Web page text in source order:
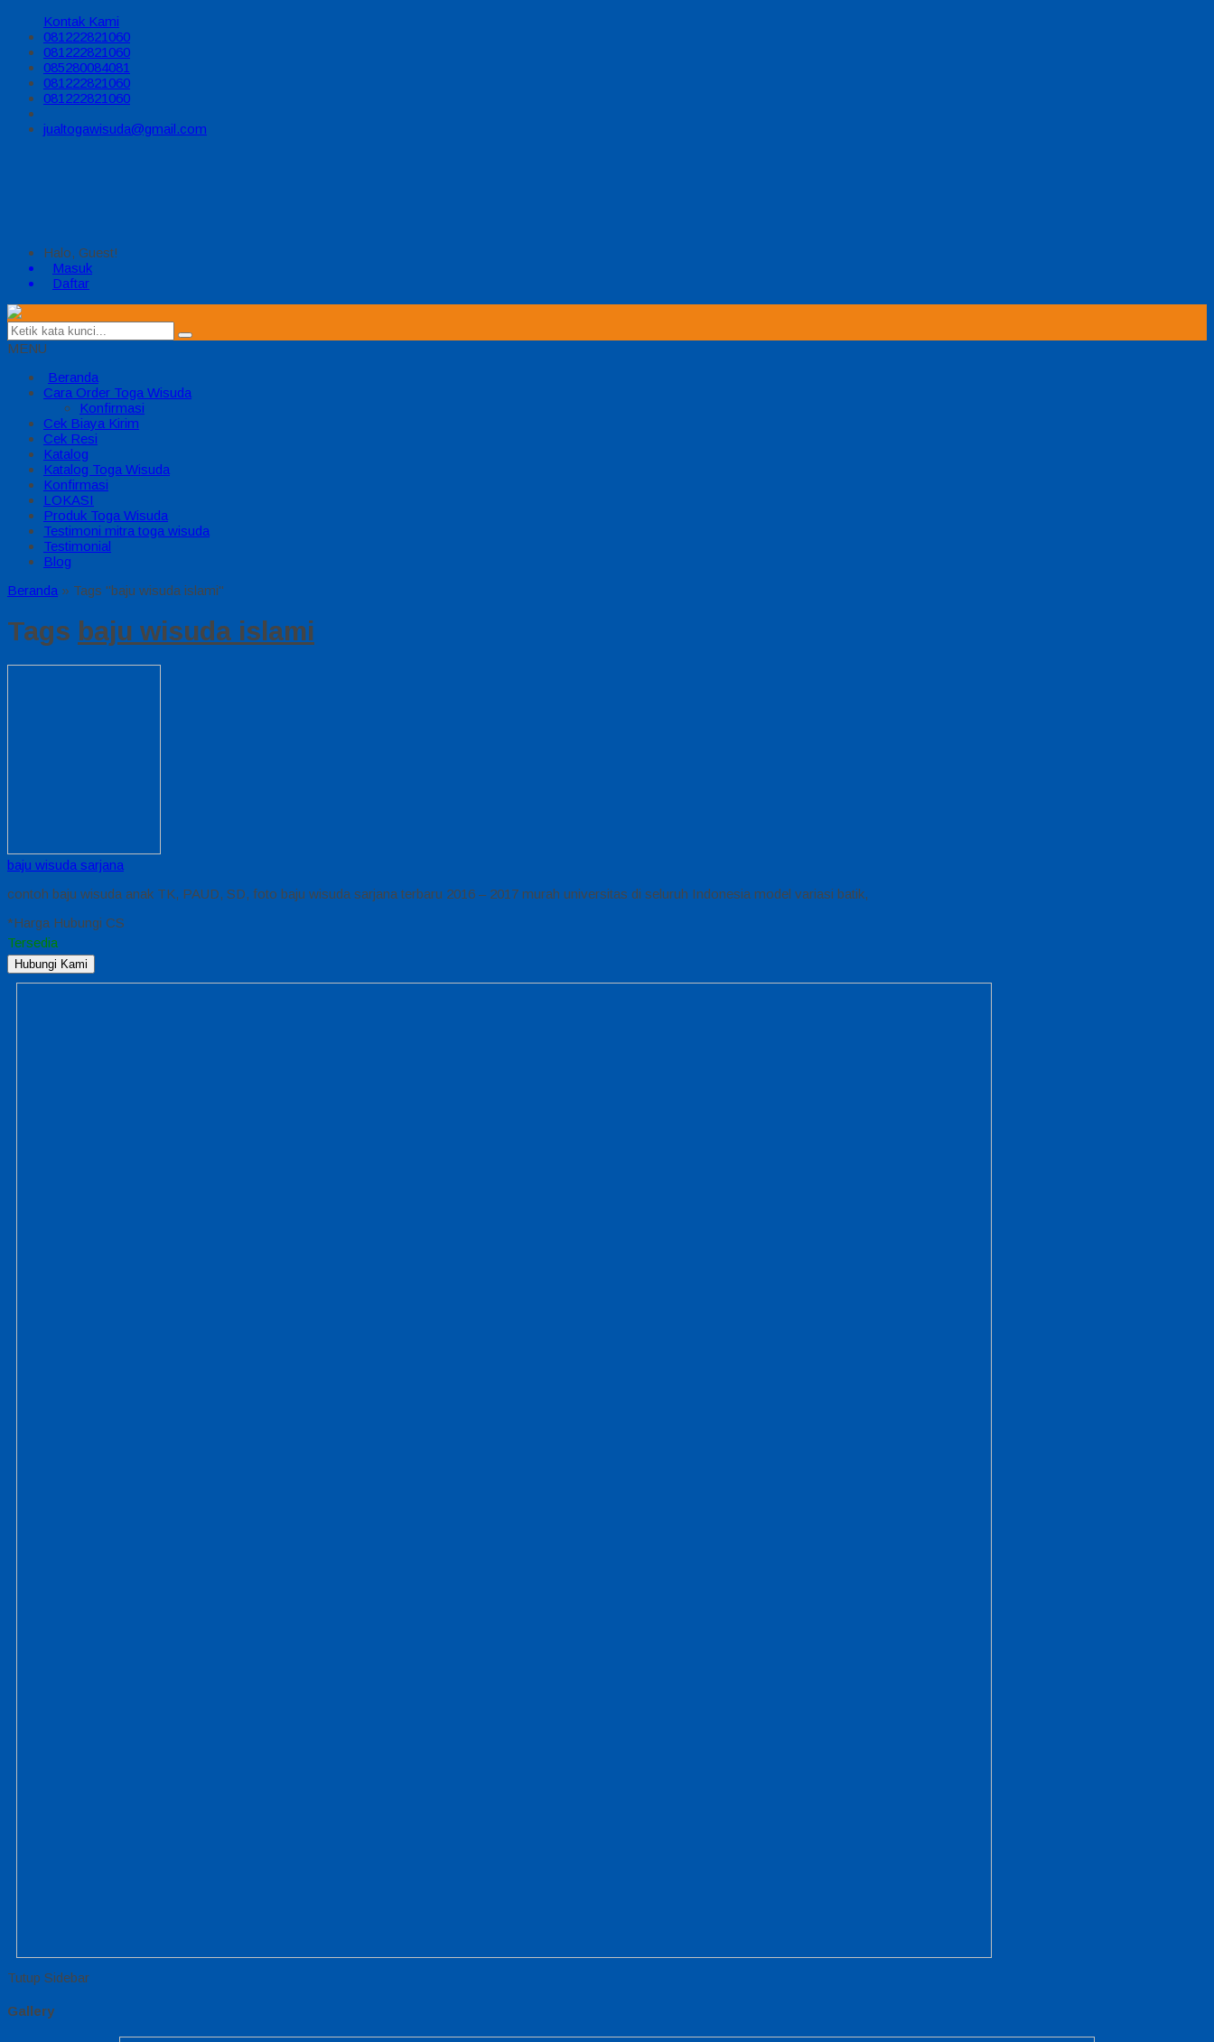
Kontak Kami
081222821060
081222821060
085280084081
081222821060
081222821060
jualtogawisuda@gmail.com
Halo, Guest!
Masuk
Daftar
MENU
Beranda
Cara Order Toga Wisuda
Konfirmasi
Cek Biaya Kirim
Cek Resi
Katalog
Katalog Toga Wisuda
Konfirmasi
LOKASI
Produk Toga Wisuda
Testimoni mitra toga wisuda
Testimonial
Blog
Beranda » Tags "baju wisuda islami"
Tags baju wisuda islami
baju wisuda sarjana
contoh baju wisuda anak TK, PAUD, SD, foto baju wisuda sarjana terbaru 2016 – 2017 murah universitas di seluruh Indonesia model variasi batik,
*Harga Hubungi CS
Tersedia
Hubungi Kami
Tutup Sidebar
Gallery